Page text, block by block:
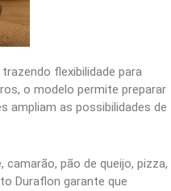
flexibilidade para
o modelo permite preparar
ampliam as possibilidades de
pão de queijo, pizza,
Duraflon garante que